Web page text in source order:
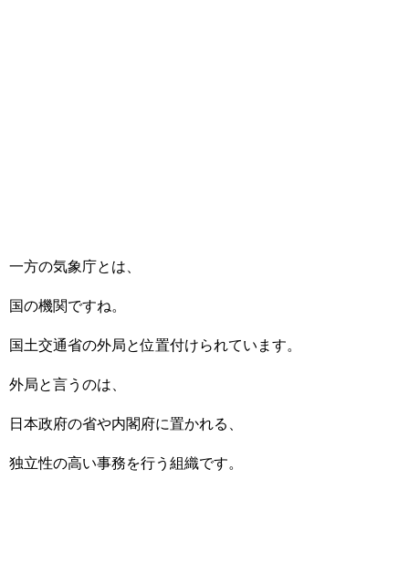
一方の気象庁とは、
国の機関ですね。
国土交通省の外局と位置付けられています。
外局と言うのは、
日本政府の省や内閣府に置かれる、
独立性の高い事務を行う組織です。